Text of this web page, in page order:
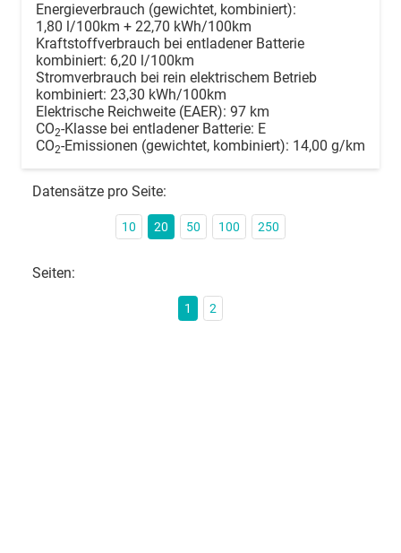
Energieverbrauch (gewichtet, kombiniert):
1,80 l/100km + 22,70 kWh/100km
Kraftstoffverbrauch bei entladener Batterie
kombiniert: 6,20 l/100km
Stromverbrauch bei rein elektrischem Betrieb
kombiniert: 23,30 kWh/100km
Elektrische Reichweite (EAER): 97 km
CO2-Klasse bei entladener Batterie: E
CO2-Emissionen (gewichtet, kombiniert): 14,00 g/km
Datensätze pro Seite:
10 20 50 100 250
Seiten:
1 2